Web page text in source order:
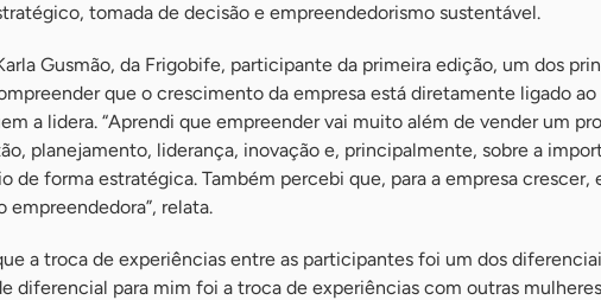
tomada de decisão e empreendedorismo sustentável.
Gusmão, da Frigobife, participante da primeira edição, um dos
que o crescimento da empresa está diretamente ligado ao
a lidera. “Aprendi que empreender vai muito além de vender um
planejamento, liderança, inovação e, principalmente, sobre a
de forma estratégica. Também percebi que, para a empresa crescer,
relata.
a troca de experiências entre as participantes foi um dos
diferencial para mim foi a troca de experiências com outras